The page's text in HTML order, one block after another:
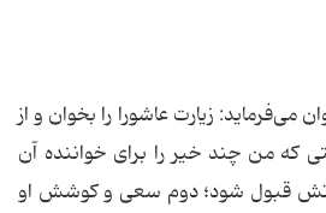
می‌فرماید: زیارت عاشورا را بخوان و از
که من چند خیر را برای خواننده آن
قبول شود؛ دوم سعی و کوشش او